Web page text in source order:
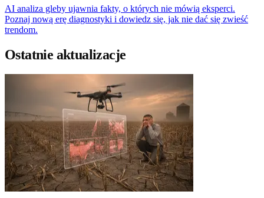
AI analiza gleby ujawnia fakty, o których nie mówią eksperci.
Poznaj nową erę diagnostyki i dowiedz się, jak nie dać się zwieść
trendom.
Ostatnie aktualizacje